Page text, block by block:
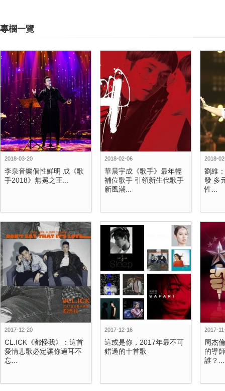
專欄一覽
2018-03-20
李泉音樂個性鮮明 成《歌
手2018》無冕之王...
2018-02-06
華晨宇成《歌手》最年輕
補位歌手 引領新生代歌手
新風潮...
2018-
劉維
發 多
性...
2017-12-20
CL.ICK《都怪我》：這首
愛情悲歌必定讓你過耳不
忘...
2017-12-16
這或是你，2017年最不可
錯過的十首歌
2017-
周杰
的導
誰？...